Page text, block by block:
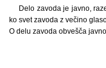
Delo zavoda je javno,
ko svet zavoda z večino
O delu zavoda obvešča